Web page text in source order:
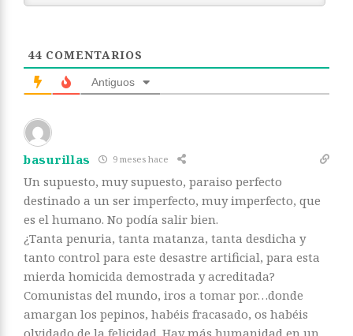
44 COMENTARIOS
Antiguos
basurillas 9 meses hace
Un supuesto, muy supuesto, paraiso perfecto
destinado a un ser imperfecto, muy imperfecto, que
es el humano. No podía salir bien.
¿Tanta penuria, tanta matanza, tanta desdicha y
tanto control para este desastre artificial, para esta
mierda homicida demostrada y acreditada?
Comunistas del mundo, iros a tomar por…donde
amargan los pepinos, habéis fracasado, os habéis
olvidado de la felicidad. Hay más humanidad en un